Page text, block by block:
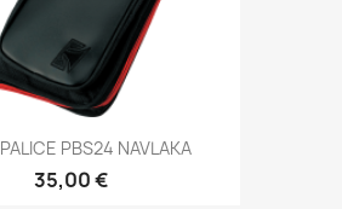
PBS24 NAVLAKA
35,00 €